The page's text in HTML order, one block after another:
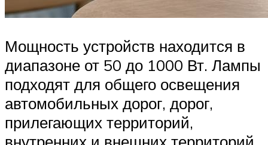
Мощность устройств находится в
диапазоне от 50 до 1000 Вт. Лампы
подходят для общего освещения
автомобильных дорог, дорог,
прилегающих территорий,